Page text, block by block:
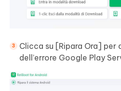
Clicca su [Ripara Ora] per
dell’errore Google Play